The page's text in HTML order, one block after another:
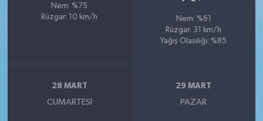
Nem: %75
Rüzgar: 10 km/h
Nem: %61
Rüzgar: 31 km/h
Yağış Olasılığı: %85
28 MART
CUMARTESI
29 MART
PAZAR